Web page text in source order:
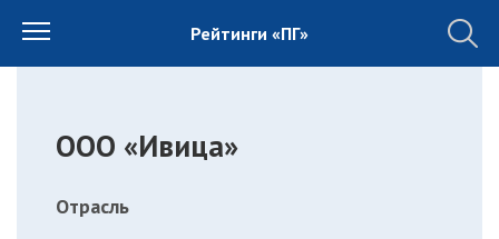
Рейтинги «ПГ»
ООО «Ивица»
Отрасль